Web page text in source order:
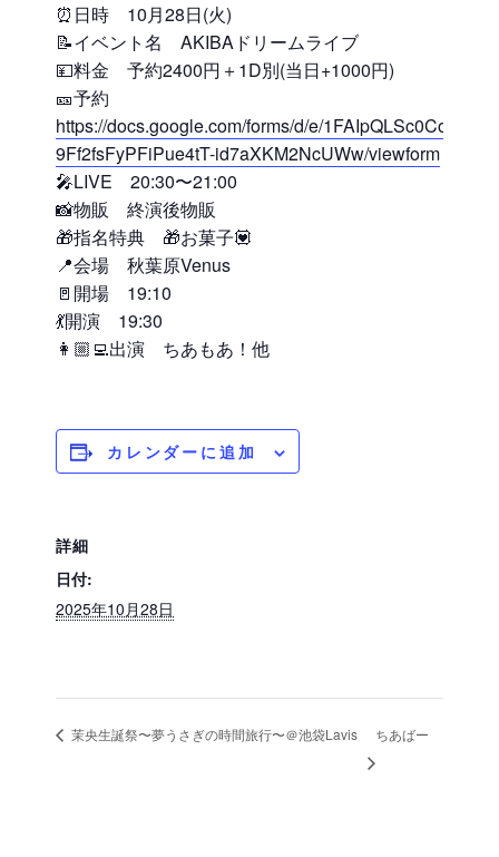
⏰日時 10月28日(火)
📝イベント名 AKIBAドリームライブ
💴料金 予約2400円＋1D別(当日+1000円)
🎫予約
https://docs.google.com/forms/d/e/
9Ff2fsFyPFiPue4tT-id7aXKM2NcUWw/viewform
🎤LIVE 20:30〜21:00
📸物販 終演後物販
🎁指名特典 🎁お菓子💟
📍会場 秋葉原Venus
🚪開場 19:10
💃開演 19:30
👩🏼‍💻出演 ちあもあ！他
カレンダーに追加
詳細
日付:
2025年10月28日
茉央生誕祭〜夢うさぎの時間旅行〜＠池袋Lavis ちあばー